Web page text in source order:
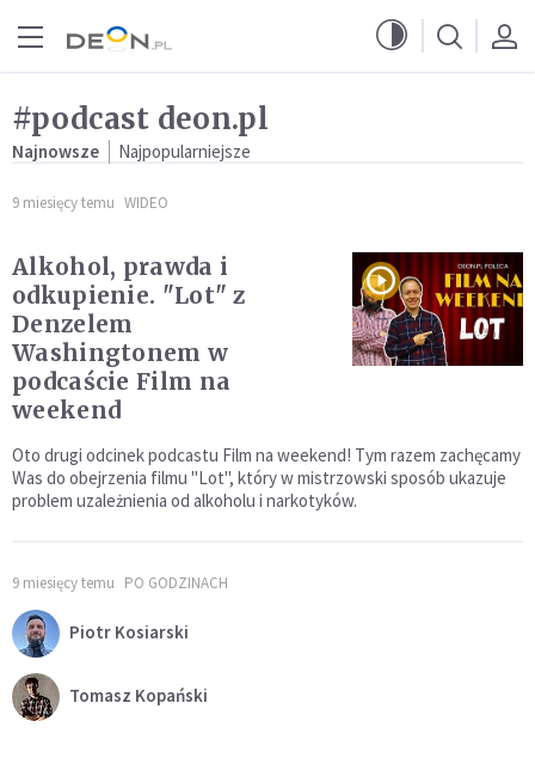
#podcast deon.pl
Najnowsze Najpopularniejsze
9 miesięcy temu WIDEO
Alkohol, prawda i
odkupienie. "Lot" z
Denzelem
Washingtonem w
podcaście Film na
weekend
Oto drugi odcinek podcastu Film na weekend! Tym razem zachęcamy
Was do obejrzenia filmu "Lot", który w mistrzowski sposób ukazuje
problem uzależnienia od alkoholu i narkotyków.
9 miesięcy temu PO GODZINACH
Piotr Kosiarski
Tomasz Kopański